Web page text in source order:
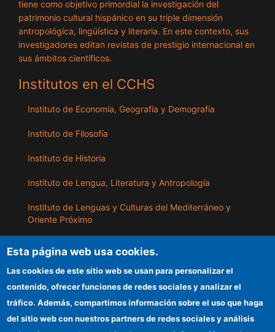
tiene como objetivo primordial la investigación del
patrimonio cultural hispánico en su triple dimensión
antropológica, lingüística y literaria. En este contexto, sus
investigadores editan revistas de prestigio internacional en
sus ámbitos científicos.
Institutos en el CCHS
Instituto de Economía, Geografía y Demografía
Instituto de Filosofía
Instituto de Historia
Instituto de Lengua, Literatura y Antropología
Instituto de Lenguas y Culturas del Mediterráneo y
Oriente Próximo
ILLA
Esta página web usa cookies.
Las cookies de este sitio web se usan para personalizar el
contenido, ofrecer funciones de redes sociales y analizar el
tráfico. Además, compartimos información sobre el uso que haga
del sitio web con nuestros partners de redes sociales y análisis